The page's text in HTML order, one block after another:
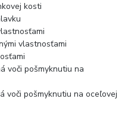
kosti
vlastnosťami
voči pošmyknutiu na
voči pošmyknutiu na oceľovej